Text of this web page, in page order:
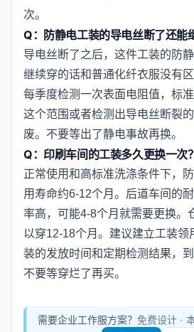
次。
Q：防静电工装的导电丝断了还能
导电丝断了之后，这件工装的防
继续穿的话和普通化纤衣服没有
每季度检测一次表面电阻值，标
这个范围或者检测出导电丝断裂
废。不要等出了静电事故再换。
Q：印刷车间的工装多久更换一次？
正常使用和高标准洗涤条件下，
用寿命约6-12个月。后道车间的
率高，可能4-8个月就需要更换。
以穿12-18个月。建议建立工装领
装的发放时间和定期检测结果，到
不要等穿烂了再买。
需要企业工作服方案？ 免费设计 ·